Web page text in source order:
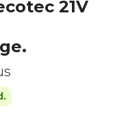
21V